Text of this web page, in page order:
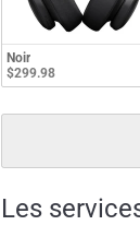
Noir
$299.98
Les